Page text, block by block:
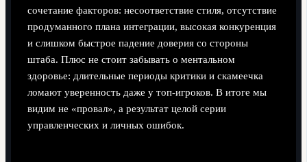
сочетание факторов: несоответствие стиля, отсутствие
продуманного плана интеграции, высокая конкуренция
и слишком быстрое падение доверия со стороны
штаба. Плюс не стоит забывать о ментальном
здоровье: длительные периоды критики и скамеечка
ломают уверенность даже у топ-игроков. В итоге мы
видим не «провал», а результат целой серии
управленческих и личных ошибок.